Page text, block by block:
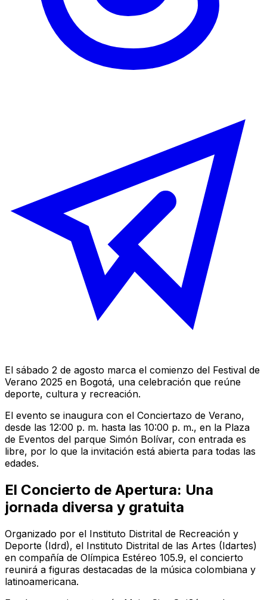
El sábado 2 de agosto marca el comienzo del Festival de
Verano 2025 en Bogotá, una celebración que reúne
deporte, cultura y recreación.
El evento se inaugura con el Conciertazo de Verano,
desde las 12:00 p. m. hasta las 10:00 p. m., en la Plaza
de Eventos del parque Simón Bolívar, con entrada es
libre, por lo que la invitación está abierta para todas las
edades.
El Concierto de Apertura: Una
jornada diversa y gratuita
Organizado por el Instituto Distrital de Recreación y
Deporte (Idrd), el Instituto Distrital de las Artes (Idartes)
en compañía de Olímpica Estéreo 105.9, el concierto
reunirá a figuras destacadas de la música colombiana y
latinoamericana.